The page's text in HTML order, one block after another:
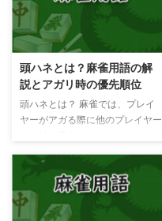
雀牌を活用したイメージも取り入
れています。 席順決定の方法 麻
雀の席順決定は、通常、牌を使っ
て行われます。まず、東、南、
西、北の四つの風牌を裏向きにし
て混ぜます。次に、プレイヤー全
員が1枚ずつ牌を引きます。引い
た牌に応じて、プレイヤーは以下
いたプレイヤーは仮東（カリト
ン）となり、好きな席に座ること
がで ...
頭ハネとは？麻雀用語の解
説とアガリ時の優先順位
頭ハネとは？ 麻雀では、プレイ
ヤーがアガる際に他のプレイヤー
が同時にロンを宣言した場合、頭
ハネというルールが適用されるこ
とがあります。 頭ハネの優先順
位 頭ハネでは、アガリの優先順